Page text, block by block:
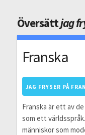
Översättjag
Franska
JAG FRYSER PÅ
Franska är ett av
som ett
människor som